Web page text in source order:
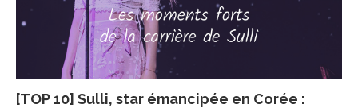
[TOP 10] Sulli, star émancipée en Corée :